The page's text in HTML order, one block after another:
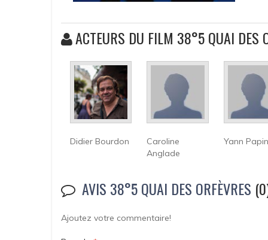
ACTEURS DU FILM 38°5 QUAI DES
Didier Bourdon
Caroline
Anglade
Yann Papin
AVIS 38°5 QUAI DES ORFÈVRES
Ajoutez votre commentaire!